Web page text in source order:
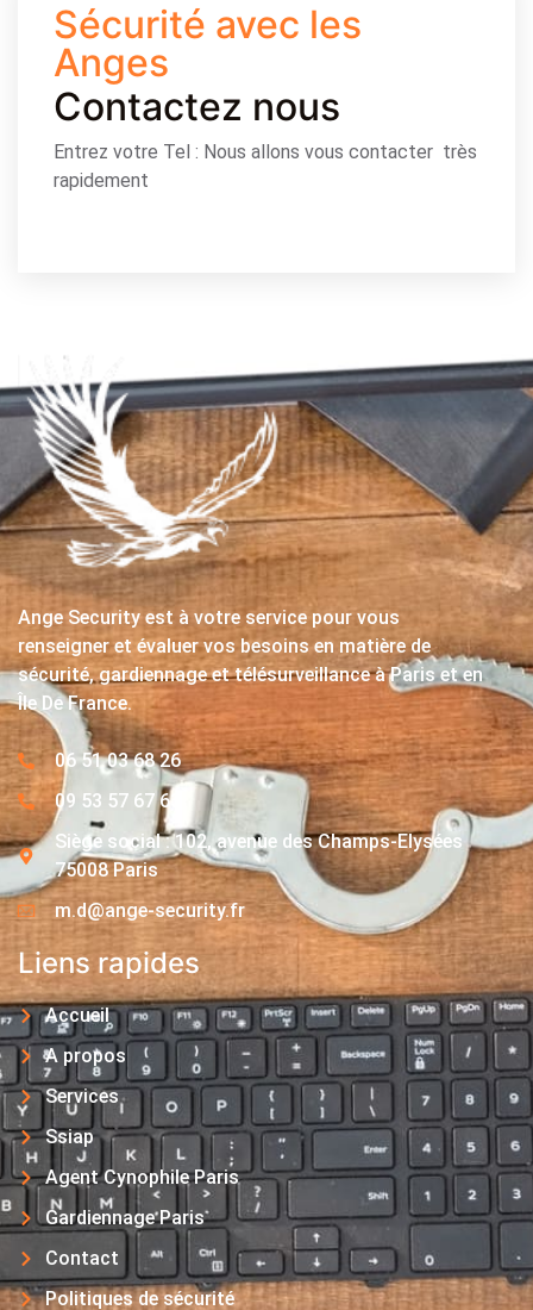
Sécurité avec les
Anges
Contactez nous
Entrez votre Tel : Nous allons vous contacter très
rapidement
Ange Security est à votre service pour vous
renseigner et évaluer vos besoins en matière de
sécurité, gardiennage et télésurveillance à Paris et en
Île De France.
06 51 03 68 26
09 53 57 67 63
Siège social : 102, avenue des Champs-Elysées
75008 Paris
m.d@ange-security.fr
Liens rapides
Accueil
A propos
Services
Ssiap
Agent Cynophile Paris
Gardiennage Paris
Contact
Politiques de sécurité